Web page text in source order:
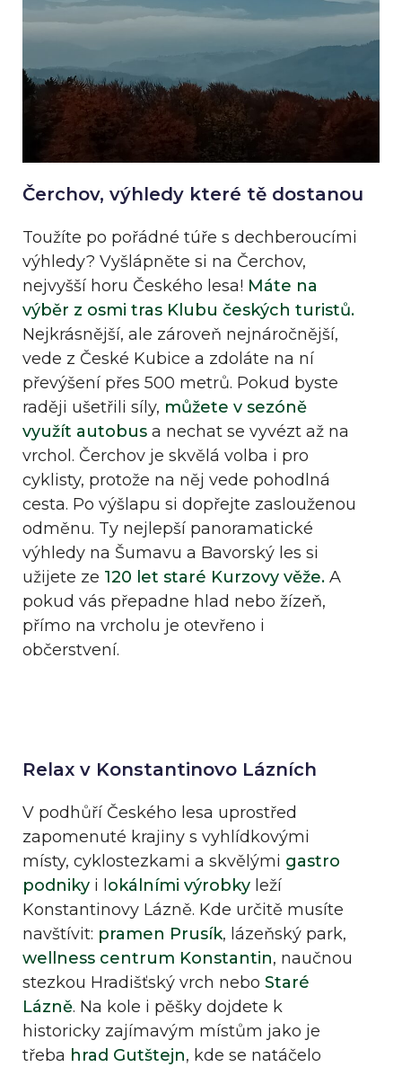
Čerchov, výhledy které tě dostanou
Toužíte po pořádné túře s dechberoucími
výhledy? Vyšlápněte si na Čerchov,
nejvyšší horu Českého lesa! Máte na
výběr z osmi tras Klubu českých turistů.
Nejkrásnější, ale zároveň nejnáročnější,
vede z České Kubice a zdoláte na ní
převýšení přes 500 metrů. Pokud byste
raději ušetřili síly, můžete v sezóně
využít autobus a nechat se vyvézt až na
vrchol. Čerchov je skvělá volba i pro
cyklisty, protože na něj vede pohodlná
cesta. Po výšlapu si dopřejte zaslouženou
odměnu. Ty nejlepší panoramatické
výhledy na Šumavu a Bavorský les si
užijete ze 120 let staré Kurzovy věže. A
pokud vás přepadne hlad nebo žízeň,
přímo na vrcholu je otevřeno i
občerstvení.
Relax v Konstantinovo Lázních
V podhůří Českého lesa uprostřed
zapomenuté krajiny s vyhlídkovými
místy, cyklostezkami a skvělými gastro
podniky i lokálními výrobky leží
Konstantinovy Lázně. Kde určitě musíte
navštívit: pramen Prusík, lázeňský park,
wellness centrum Konstantin, naučnou
stezkou Hradišťský vrch nebo Staré
Lázně. Na kole i pěšky dojdete k
historicky zajímavým místům jako je
třeba hrad Gutštejn, kde se natáčelo